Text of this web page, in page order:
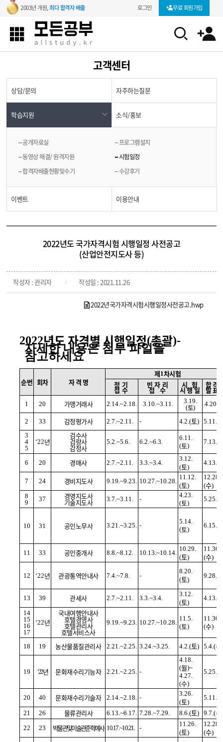
2003년 개원,최다 합격자 배출 로그인 무료 회원가입
고객센터
상담/문의 자주하는질문
학습지원
공개자료실
프로그램설치
동영상 해결/ 원격지원
시험일정
합격자배출현황및수기
수강후기
소식/홍보
이벤트 이용안내
2022년도 국가자격시험 시행일정 사전공고
(산업안전지도사 등)
작성자 : 관리자 작성일 : 2021.11.26
2022년국가자격시험시행일정사전공고.hwp
2022년도자격별 시행일정(총괄)-
자세한 내용은 첨부 파일을
참고하세요
순번 회차 자 격 명
제1차시험
정기
접수
빈자리
접 수
시 험
시행일
합격
발표
1 20 가맹거래사 2.14.~2.18. 3.10.~3.11.
3.19.
(토) 4.20.(
2 33 감정평가사 2.7.~2.11. - 4.2.(토) 5.11.(
3
4
5
‘22년
검수사
검량사
감정사
5.2.~5.6. 6.2.~6.3.
6.11.
(토)
7.13.(
6 20 경매사 2.7.~2.11. 3.3.~3.4.
3.12.
(토)
4.13.(
7 24 경비지도사 9.19.~9.23. 10.27.~10.28.
11.12.
(토)
12.28.
(수)
8
9
37 경영지도사
기술지도사 3.7.~3.11. -
4.23.
(토)
5.25.(
10 31 공인노무사 3.21.~3.25. -
5.14.
(토)
6.15.(
11 33 공인중개사 8.8.~8.12. 10.13.~10.14.
10.29.
(토)
11.30.
(수)
12 ‘22년 관광통역안내사 7.4.~7.8. -
8.20.
(토)
9.28.(
13 39 관세사 2.7.~2.11. 3.3.~3.4.
3.12.
(토)
4.13.(
14
15
16
17
‘22년
국내여행안내사
호텔경영사
호텔관리사
호텔서비스사
9.19.~9.23. 10.27.~10.28.
11.5.
(토)
11.30.
(수)
18 19 농산물품질관리사 2.21.~2.25. 3.24.~3.25. 4.2.(토) 5.4.(수
19 ‘22년 문화재수리기능자 2.21.~2.25. -
4.18.
(월)~
4.27.
(수)
5.25.(
20 40 문화재수리기술자 2.14.~2.18. -
3.26.
(토)
5.11.(
21 26 물류관리사 6.13.~6.17. 7.28.~7.29. 8.6.(토) 9.7.(수
22
23 박물관및미술관준학예사 10.17.~10.21. -
11.26.
(토)
12.28.
(수)